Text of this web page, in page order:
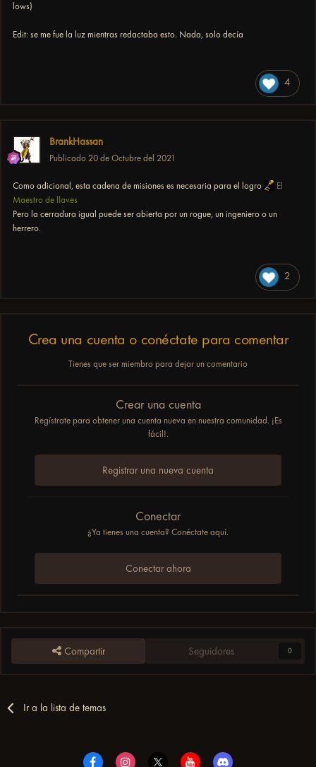
lows)
Edit: se me fue la luz mientras redactaba esto. Nada, solo decía
4
BrankHassan
Publicado 20 de Octubre del 2021
Como adicional, esta cadena de misiones es necesaria para el logro
El
Maestro de llaves
Pero la cerradura igual puede ser abierta por un rogue, un ingeniero o un
herrero.
2
Crea una cuenta o conéctate para comentar
Tienes que ser miembro para dejar un comentario
Crear una cuenta
Regístrate para obtener una cuenta nueva en nuestra comunidad. ¡Es
fácil!.
Registrar una nueva cuenta
Conectar
¿Ya tienes una cuenta? Conéctate aquí.
Conectar ahora
Compartir Seguidores 0
Ir a la lista de temas